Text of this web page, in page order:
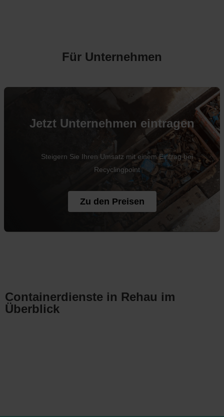
Für Unternehmen
Jetzt Unternehmen eintragen
Steigern Sie Ihren Umsatz mit einem Eintrag bei
Recyclingpoint
Zu den Preisen
Containerdienste in Rehau im
Überblick